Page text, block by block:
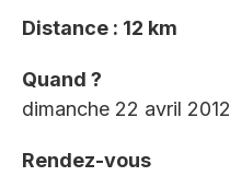
Distance : 12 km
Quand ?
dimanche 22 avril 2012
Rendez-vous